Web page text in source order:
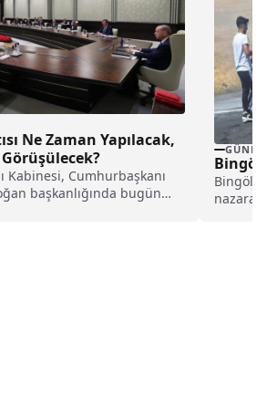
Ne Zaman Yapılacak,
Kabinesi, Cumhurbaşkanı
başkanlığında bugün
Bingöl